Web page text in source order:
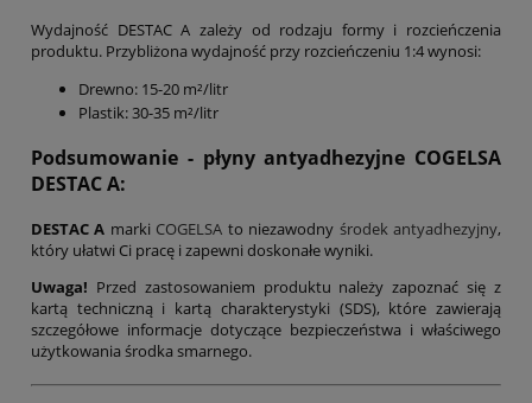
Wydajność DESTAC A zależy od rodzaju formy i rozcieńczenia
produktu. Przybliżona wydajność przy rozcieńczeniu 1:4 wynosi:
Drewno: 15-20 m²/litr
Plastik: 30-35 m²/litr
Podsumowanie - płyny antyadhezyjne COGELSA
DESTAC A:
DESTAC A marki COGELSA to niezawodny środek antyadhezyjny,
który ułatwi Ci pracę i zapewni doskonałe wyniki.
Uwaga! Przed zastosowaniem produktu należy zapoznać się z
kartą techniczną i kartą charakterystyki (SDS), które zawierają
szczegółowe informacje dotyczące bezpieczeństwa i właściwego
użytkowania środka smarnego.